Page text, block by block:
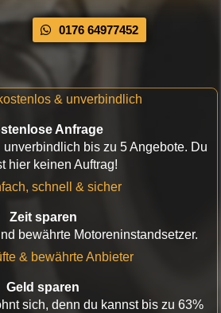
0176 64977452
& unverbindlich
Anfrage
bis zu 5 Angebote. Du
hier keinen Auftrag!
schnell & sicher
Zeit sparen
bewährte Motoreninstandsetzer.
& bewährte Anbieter
Geld sparen
sich, denn du kannst bis zu 63%